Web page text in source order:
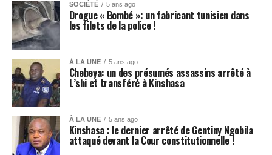
SOCIÉTÉ 5 ans ago
Drogue « Bombé »: un fabricant tunisien dans
les filets de la police !
À LA UNE 5 ans ago
Chebeya: un des présumés assassins arrêté à
L’shi et transféré à Kinshasa
À LA UNE 5 ans ago
Kinshasa : le dernier arrêté de Gentiny Ngobila
attaqué devant la Cour constitutionnelle !